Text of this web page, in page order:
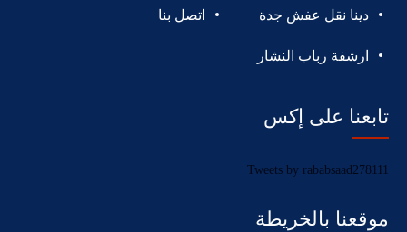
دينا نقل عفش جدة اتصل بنا
ارشفة رباب النشار
تابعنا على إكس
Tweets by rababsaad278111
موقعنا بالخريطة